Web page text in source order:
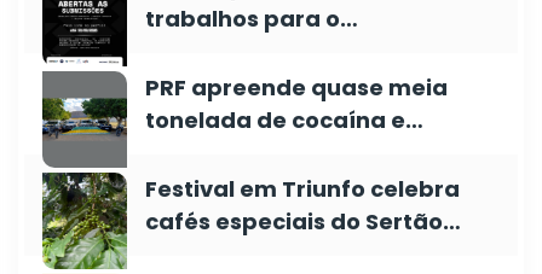
trabalhos para o…
PRF apreende quase meia
tonelada de cocaína e…
Festival em Triunfo celebra
cafés especiais do Sertão…